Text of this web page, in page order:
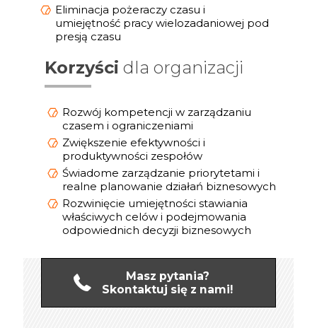
Eliminacja pożeraczy czasu i
umiejętność pracy wielozadaniowej pod
presją czasu
Korzyści dla organizacji
Rozwój kompetencji w zarządzaniu
czasem i ograniczeniami
Zwiększenie efektywności i
produktywności zespołów
Świadome zarządzanie priorytetami i
realne planowanie działań biznesowych
Rozwinięcie umiejętności stawiania
właściwych celów i podejmowania
odpowiednich decyzji biznesowych
Masz pytania?
Skontaktuj się z nami!